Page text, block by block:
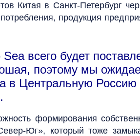
Китая в Санкт-Петербург
продукция
всего будет
поэтому мы
в Центральную
формирования
Юг», который тоже